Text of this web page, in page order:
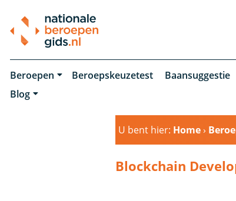
Beroepen Beroepskeuzetest Baansuggestie
Blog
U bent hier: Home›
Blockchain